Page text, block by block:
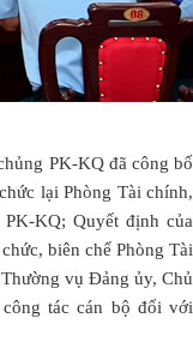
PK-KQ đã công bố
lại Phòng Tài chính,
KQ; Quyết định của
biên chế Phòng Tài
vụ Đảng ủy, Chủ
tác cán bộ đối với